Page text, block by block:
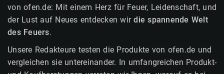
von ofen.de: Mit einem Herz für Feuer, Leidenschaft, und
der Lust auf Neues entdecken wirdie spannende Welt
des Feuers.
Unsere Redakteure testen die Produkte von ofen.de und
vergleichen sie untereinander. In umfangreichen Produkt-